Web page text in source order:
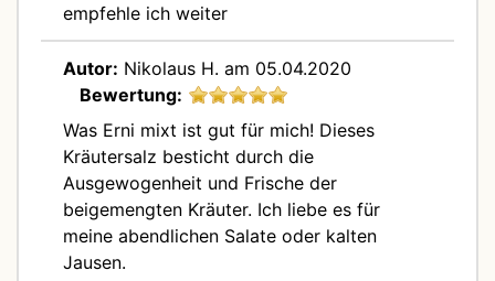
empfehle ich weiter
Autor: Nikolaus H. am 05.04.2020
Bewertung:
Was Erni mixt ist gut für mich! Dieses
Kräutersalz besticht durch die
Ausgewogenheit und Frische der
beigemengten Kräuter. Ich liebe es für
meine abendlichen Salate oder kalten
Jausen.